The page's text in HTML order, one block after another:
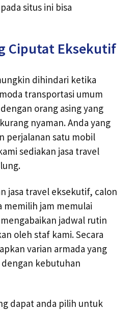
situs ini bisa
Ciputat Eksekutif
dihindari ketika
transportasi umum
orang asing yang
nyaman. Anda yang
perjalanan satu mobil
sediakan jasa travel
jasa travel eksekutif, calon
memilih jam memulai
jadwal rutin
oleh staf kami. Secara
varian armada yang
kebutuhan
dapat anda pilih untuk